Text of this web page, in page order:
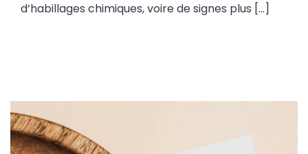
d’habillages chimiques, voire de signes plus […]